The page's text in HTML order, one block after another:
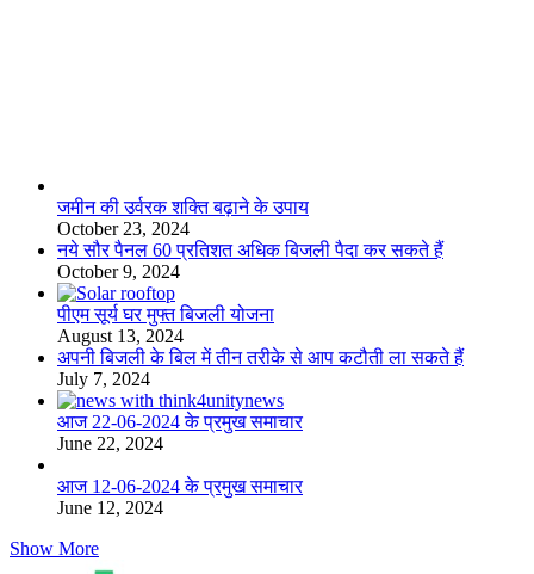
जमीन की उर्वरक शक्ति बढ़ाने के उपाय
October 23, 2024
नये सौर पैनल 60 प्रतिशत अधिक बिजली पैदा कर सकते हैं
October 9, 2024
पीएम सूर्य घर मुफ्त बिजली योजना
August 13, 2024
अपनी बिजली के बिल में तीन तरीके से आप कटौती ला सकते हैं
July 7, 2024
आज 22-06-2024 के प्रमुख समाचार
June 22, 2024
आज 12-06-2024 के प्रमुख समाचार
June 12, 2024
Show More